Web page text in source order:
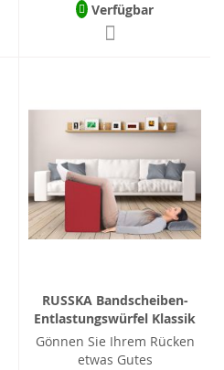
Verfügbar
RUSSKA Bandscheiben-
Entlastungswürfel Klassik
Gönnen Sie Ihrem Rücken
etwas Gutes